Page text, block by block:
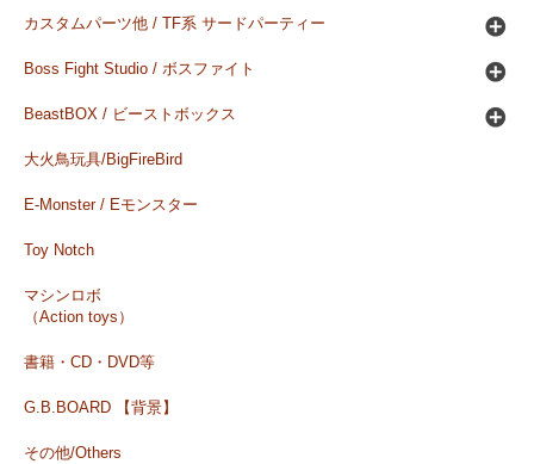
カスタムパーツ他 / TF系 サードパーティー
Boss Fight Studio / ボスファイト
BeastBOX / ビーストボックス
大火鳥玩具/BigFireBird
E-Monster / Eモンスター
Toy Notch
マシンロボ
（Action toys）
書籍・CD・DVD等
G.B.BOARD 【背景】
その他/Others